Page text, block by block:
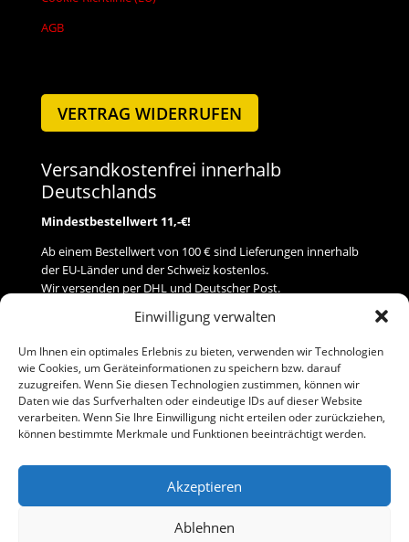
Einwilligung verwalten
Um Ihnen ein optimales Erlebnis zu bieten, verwenden wir Technologien
wie Cookies, um Geräteinformationen zu speichern bzw. darauf
zuzugreifen. Wenn Sie diesen Technologien zustimmen, können wir
Daten wie das Surfverhalten oder eindeutige IDs auf dieser Website
verarbeiten. Wenn Sie Ihre Einwilligung nicht erteilen oder zurückziehen,
können bestimmte Merkmale und Funktionen beeinträchtigt werden.
Akzeptieren
Ablehnen
AGB
VERTRAG WIDERRUFEN
Versandkostenfrei innerhalb
Deutschlands
Mindestbestellwert 11,-€!
Ab einem Bestellwert von 100 € sind Lieferungen innerhalb
der EU-Länder und der Schweiz kostenlos.
Wir versenden per DHL und Deutscher Post.
Versand
Zahlung
Baumann Modellspielwaren
Telefon (0 91 61) 33 84